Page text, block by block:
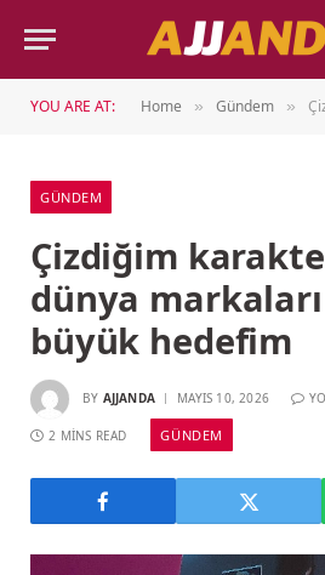
YOU ARE AT: Home » Gündem »
GÜNDEM
Çizdiğim
dünya
büyük hedefim
BY AJJANDA MAYIS 10, 2026
2 MINS READ GÜNDEM